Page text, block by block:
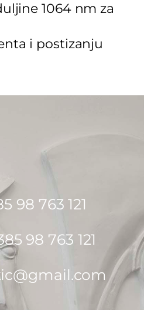
1064 nm za
i postizanju
98 763 121
98 763 121